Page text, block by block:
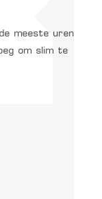
meeste uren
om slim te